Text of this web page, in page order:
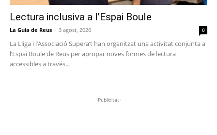
Lectura inclusiva a l’Espai Boule
La Guia de Reus - 3 agost, 2026 0
La Lliga i l’Associació Supera’t han organitzat una activitat conjunta a
l’Espai Boule de Reus per apropar noves formes de lectura
accessibles a través...
-Publicitat-